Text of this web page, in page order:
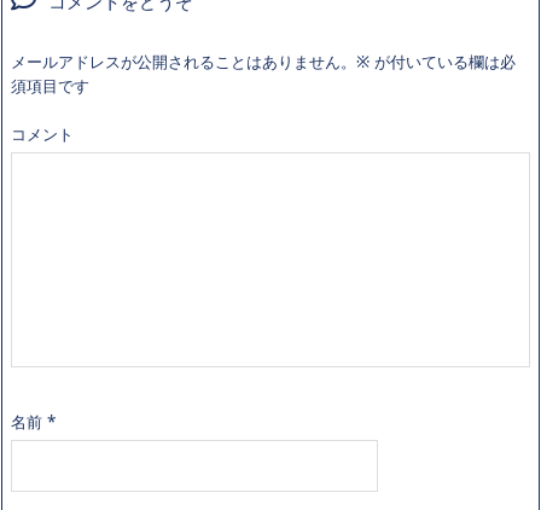
メールアドレスが公開されることはありません。 ※ が付いている欄は必
須項目です
コメント
名前 *